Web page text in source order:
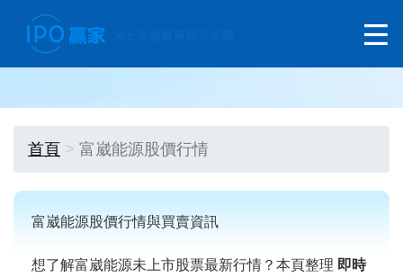
首頁 富崴能源股價行情
富崴能源股價行情與買賣資訊
想了解富崴能源未上市股票最新行情？本頁整理 即時